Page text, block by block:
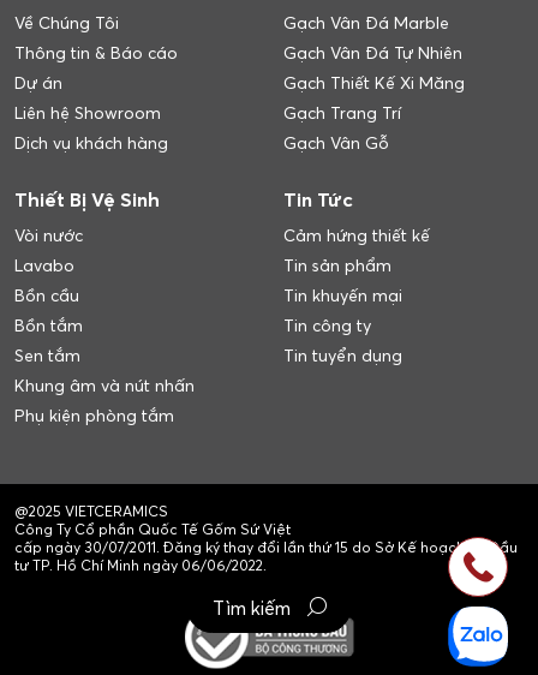
Về Chúng Tôi
Thông tin & Báo cáo
Dự án
Liên hệ Showroom
Dịch vụ khách hàng
Gạch Vân Đá Marble
Gạch Vân Đá Tự Nhiên
Gạch Thiết Kế Xi Măng
Gạch Trang Trí
Gạch Vân Gỗ
Thiết Bị Vệ Sinh
Vòi nước
Lavabo
Bồn cầu
Bồn tắm
Sen tắm
Khung âm và nút nhấn
Phụ kiện phòng tắm
Tin Tức
Cảm hứng thiết kế
Tin sản phẩm
Tin khuyến mại
Tin công ty
Tin tuyển dụng
@2025 VIETCERAMICS
Công Ty Cổ phần Quốc Tế Gốm Sứ Việt
cấp ngày 30/07/2011. Đăng ký thay đổi lần thứ 15 do Sở Kế hoạch và Đầu
tư TP. Hồ Chí Minh ngày 06/06/2022.
Tìm kiếm